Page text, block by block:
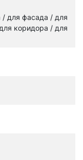
/ для фасада / для
коридора / для